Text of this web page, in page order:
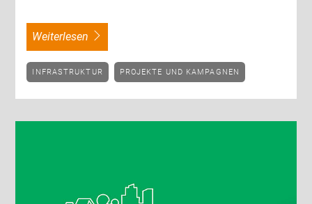
weiterlesen
INFRASTRUKTUR PROJEKTE UND KAMPAGNEN